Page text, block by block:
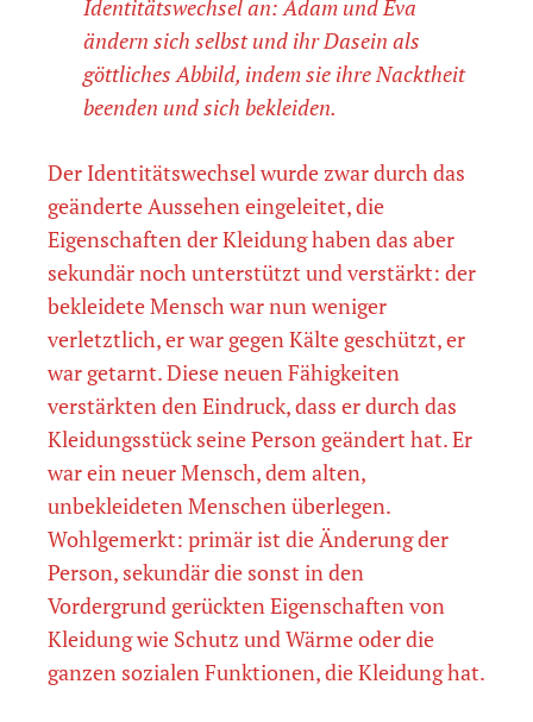
Identitätswechsel an: Adam und Eva
ändern sich selbst und ihr Dasein als
göttliches Abbild, indem sie ihre Nacktheit
beenden und sich bekleiden.
Der Identitätswechsel wurde zwar durch das
geänderte Aussehen eingeleitet, die
Eigenschaften der Kleidung haben das aber
sekundär noch unterstützt und verstärkt: der
bekleidete Mensch war nun weniger
verletztlich, er war gegen Kälte geschützt, er
war getarnt. Diese neuen Fähigkeiten
verstärkten den Eindruck, dass er durch das
Kleidungsstück seine Person geändert hat. Er
war ein neuer Mensch, dem alten,
unbekleideten Menschen überlegen.
Wohlgemerkt: primär ist die Änderung der
Person, sekundär die sonst in den
Vordergrund gerückten Eigenschaften von
Kleidung wie Schutz und Wärme oder die
ganzen sozialen Funktionen, die Kleidung hat.